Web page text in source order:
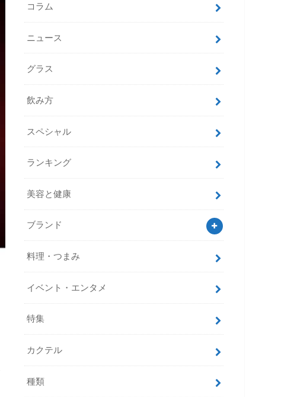
コラム
ニュース
グラス
飲み方
スペシャル
ランキング
美容と健康
ブランド
料理・つまみ
イベント・エンタメ
特集
カクテル
種類